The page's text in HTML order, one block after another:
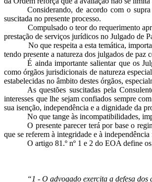
Considerando, de acordo com o
suscitada no presente processo.
Compulsado o teor do requerimento
prestação de serviços jurídicos no Julgado de
No que respeita a esta temática, importa
tendo presente a natureza dos julgados de
É ainda importante salientar que os
como órgãos jurisdicionais de natureza
estabelecidas no âmbito destes órgãos,
As questões suscitadas pela
interesses que lhe sejam confiados sempre
sua isenção, independência e a dignidade da
No que tange às incompatibilidades,
O presente parecer terá por base o
que se referem à integridade e à
O artigo 81.º nº 1 e 2 do EOA define
“1 - O advogado exercita a defesa dos